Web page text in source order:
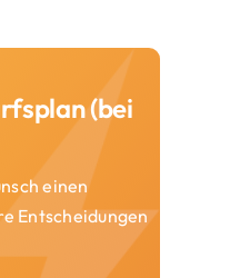
(bei
einen
Entscheidungen